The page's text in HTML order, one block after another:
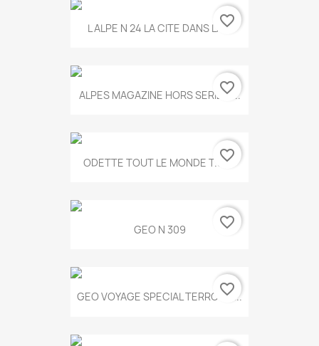
L ALPE N 24 LA CITE DANS LA...
favorite_border
ALPES MAGAZINE HORS SERIE N...
favorite_border
ODETTE TOUT LE MONDE T.546
favorite_border
GEO N 309 favorite_border
GEO VOYAGE SPECIAL TERROIRS...
favorite_border